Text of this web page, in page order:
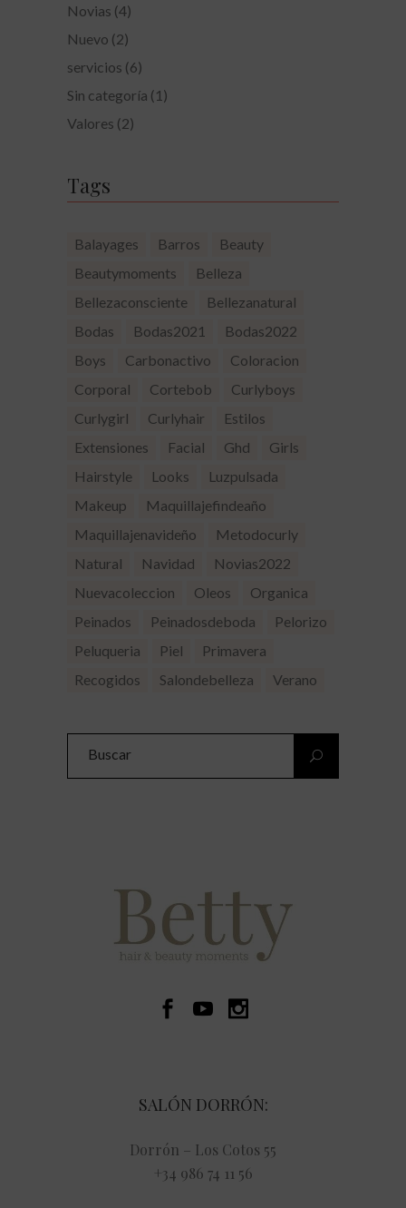
Novias (4)
Nuevo (2)
servicios (6)
Sin categoría (1)
Valores (2)
Tags
Balayages Barros
Beauty
Beautymoments
Belleza
Bellezaconsciente
Bellezanatural
Bodas
Bodas2021
Bodas2022
Boys
Carbonactivo
Coloracion
Corporal
Cortebob
Curlyboys
Curlygirl
Curlyhair
Estilos
Extensiones
Facial Ghd
Girls
Hairstyle
Looks
Luzpulsada
Makeup
Maquillajefindeaño
Maquillajenavideño
Metodocurly
Natural
Navidad
Novias2022
Nuevacoleccion
Oleos
Organica
Peinados
Peinadosdeboda
Pelorizo
Peluqueria
Piel
Primavera
Recogidos
Salondebelleza Verano
SALÓN DORRÓN:
Dorrón – Los Cotos 55
+34 986 74 11 56